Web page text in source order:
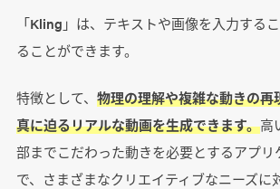
「Kling」は、テキストや画像を入力する
ることができます。
特徴として、 物理の理解や複雑な動きの再
真に迫るリアルな動画を生成できます。高
部までこだわった動きを必要とするアプリ
で、さまざまなクリエイティブなニーズに